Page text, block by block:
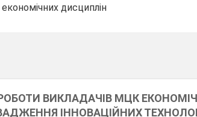
дисциплін
ВИКЛАДАЧІВ МЦК
ІННОВАЦІЙНИХ